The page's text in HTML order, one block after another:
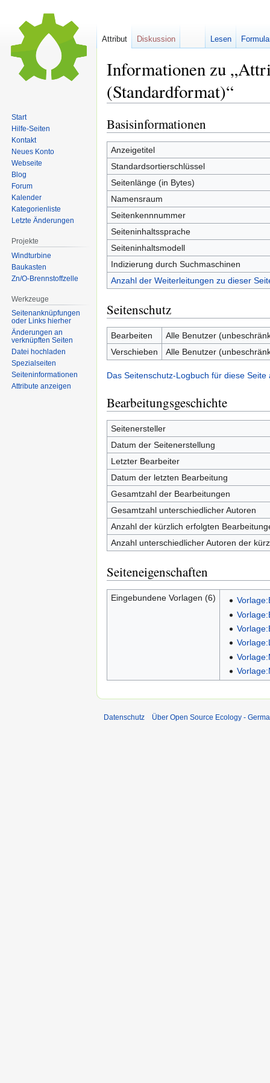
Informationen zu
(Standardformat)“
Zur
Navigation
springen
Zur
Suche
springen
Basisinformationen
Anzeigetitel
Standardsortierschlüssel
Seitenlänge (in Bytes)
Namensraum
Seitenkennnummer
Seiteninhaltssprache
Seiteninhaltsmodell
Indizierung durch Suchmaschinen
Anzahl der Weiterleitungen zu dieser
Seitenschutz
Bearbeiten
Alle Benutzer
Verschieben
Alle Benutzer
Das Seitenschutz-Logbuch für diese Seite
Bearbeitungsgeschichte
Seitenersteller
Datum der Seitenerstellung
Letzter Bearbeiter
Datum der letzten Bearbeitung
Gesamtzahl der Bearbeitungen
Gesamtzahl unterschiedlicher Autoren
Anzahl der kürzlich erfolgten
Anzahl unterschiedlicher Autoren der
Seiteneigenschaften
Eingebundene Vorlagen (6)
Attribut Diskussion Lesen
Start
Hilfe-Seiten
Kontakt
Neues Konto
Webseite
Blog
Forum
Kalender
Kategorienliste
Letzte Änderungen
Projekte
Windturbine
Baukasten
Zn/O-Brennstoffzelle
Werkzeuge
Seitenanknüpfungen
oder Links hierher
Änderungen an
verknüpften Seiten
Datei hochladen
Spezialseiten
Seiten­informationen
Attribute anzeigen
Datenschutz Über Open Source Ecology -